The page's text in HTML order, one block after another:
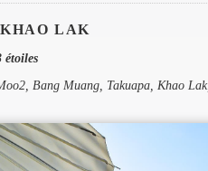
LAK
étoiles
Bang Muang, Takuapa, Khao